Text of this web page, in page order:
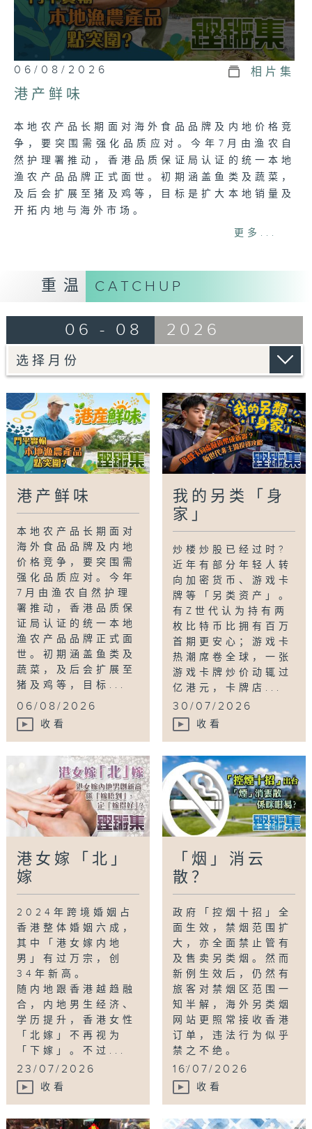
0
seconds
of
23
7
seconds
06/08/2026 相片集
港产鲜味
本地农产品长期面对海外食品品牌及内地价格竞
争，要突围需强化品质应对。今年7月由渔农自
然护理署推动，香港品质保证局认证的统一本地
渔农产品品牌正式面世。初期涵盖鱼类及蔬菜，
及后会扩展至猪及鸡等，目标是扩大本地销量及
开拓内地与海外市场。
本地农户等能否把握品牌机遇，开创新出路？本
Tag: 香港品质保证局 , 食品安全
更多...
重温 CATCHUP
06 - 08 2026
港产鲜味
本地农产品长期面对
海外食品品牌及内地
价格竞争，要突围需
强化品质应对。今年
7月由渔农自然护理
署推动，香港品质保
证局认证的统一本地
渔农产品品牌正式面
世。初期涵盖鱼类及
蔬菜，及后会扩展至
猪及鸡等，目标...
06/08/2026
收看
我的另类「身
家」
炒楼炒股已经过时?
近年有部分年轻人转
向加密货币、游戏卡
牌等「另类资产」。
有Z世代认为持有两
枚比特币比拥有百万
首期更安心；游戏卡
热潮席卷全球，一张
游戏卡牌炒价动辄过
亿港元，卡牌店...
30/07/2026
收看
港女嫁「北」
嫁
2024年跨境婚姻占
香港整体婚姻六成，
其中「港女嫁内地
男」有过万宗，创
34年新高。
随内地跟香港越趋融
合，内地男生经济、
学历提升，香港女性
「北嫁」不再视为
「下嫁」。不过...
23/07/2026
收看
「烟」消云
散？
政府「控烟十招」全
面生效，禁烟范围扩
大，亦全面禁止管有
及售卖另类烟。然而
新例生效后，仍然有
旅客对禁烟区范围一
知半解，海外另类烟
网站更照常接收香港
订单，违法行为似乎
禁之不绝。
...
16/07/2026
收看